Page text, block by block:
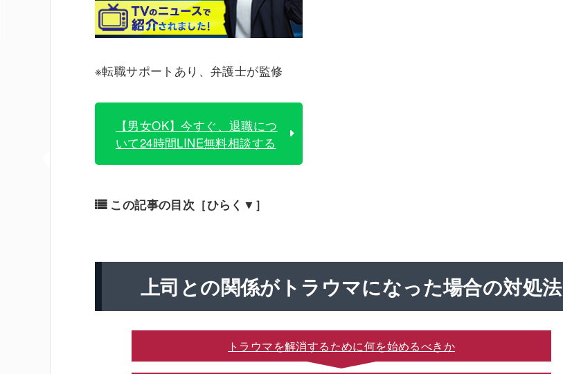
※転職サポートあり、弁護士が監修
【男女OK】今すぐ、退職につ
いて24時間LINE無料相談する
この記事の目次 ［ひらく▼］
上司との関係がトラウマになった場合の対処法
トラウマを解消するために何を始めるべきか